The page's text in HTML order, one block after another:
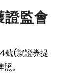
監會
號(就證券提
。